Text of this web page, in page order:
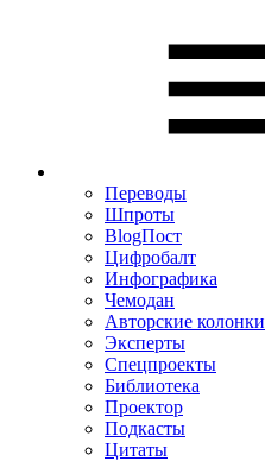
Переводы
Шпроты
BlogПост
Цифробалт
Инфографика
Чемодан
Авторские колонки
Эксперты
Спецпроекты
Библиотека
Проектор
Подкасты
Цитаты